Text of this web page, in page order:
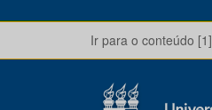
Ir para o conteúdo [1]